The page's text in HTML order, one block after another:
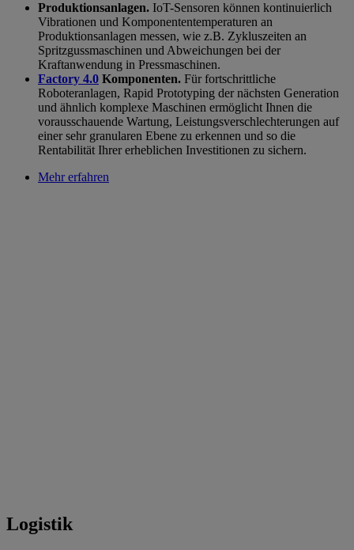
Produktionsanlagen. IoT-Sensoren können kontinuierlich
Vibrationen und Komponententemperaturen an
Produktionsanlagen messen, wie z.B. Zykluszeiten an
Spritzgussmaschinen und Abweichungen bei der
Kraftanwendung in Pressmaschinen.
Factory 4.0 Komponenten. Für fortschrittliche
Roboteranlagen, Rapid Prototyping der nächsten Generation
und ähnlich komplexe Maschinen ermöglicht Ihnen die
vorausschauende Wartung, Leistungsverschlechterungen auf
einer sehr granularen Ebene zu erkennen und so die
Rentabilität Ihrer erheblichen Investitionen zu sichern.
Mehr erfahren
Logistik